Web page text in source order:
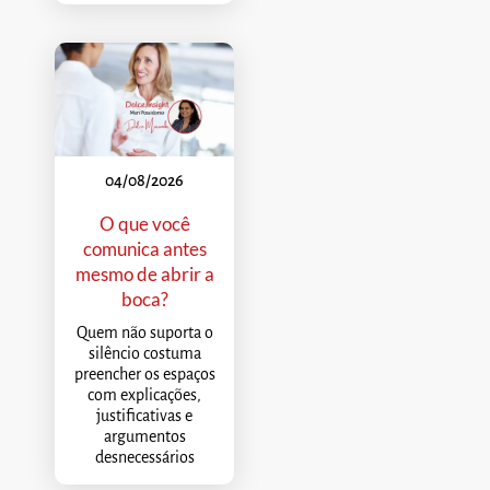
04/08/2026
O que você
comunica antes
mesmo de abrir a
boca?
Quem não suporta o
silêncio costuma
preencher os espaços
com explicações,
justificativas e
argumentos
desnecessários